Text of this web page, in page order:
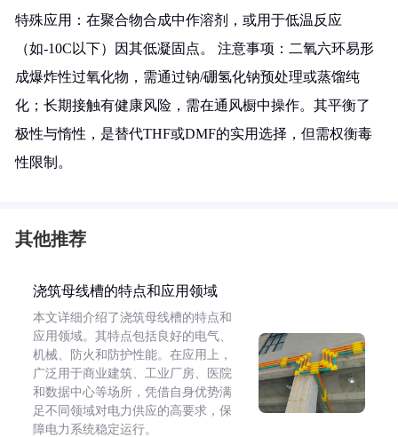
特殊应用：在聚合物合成中作溶剂，或用于低温反应
（如-10C以下）因其低凝固点。 注意事项：二氧六环易形
成爆炸性过氧化物，需通过钠/硼氢化钠预处理或蒸馏纯
化；长期接触有健康风险，需在通风橱中操作。其平衡了
极性与惰性，是替代THF或DMF的实用选择，但需权衡毒
性限制。
其他推荐
浇筑母线槽的特点和应用领域
本文详细介绍了浇筑母线槽的特点和
应用领域。其特点包括良好的电气、
机械、防火和防护性能。在应用上，
广泛用于商业建筑、工业厂房、医院
和数据中心等场所，凭借自身优势满
足不同领域对电力供应的高要求，保
障电力系统稳定运行。